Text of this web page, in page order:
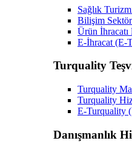
Sağlık
Bilişim
Ürün İhracatı
E-İhracat (E-
Turquality
Turquality
Turquality
E-Turquality
Danışmanlık